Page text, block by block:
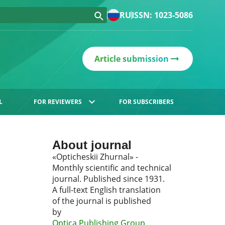
RUISSN: 1023-5086
Article submission
FOR REVIEWERS FOR SUBSCRIBERS
About journal
«Opticheskii Zhurnal» -
Monthly scientific and technical
journal. Published since 1931.
A full-text English translation
of the journal is published
by